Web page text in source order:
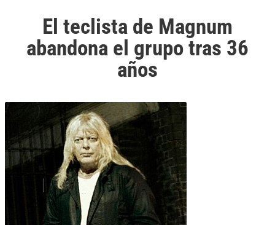
El teclista de Magnum
abandona el grupo tras 36
años